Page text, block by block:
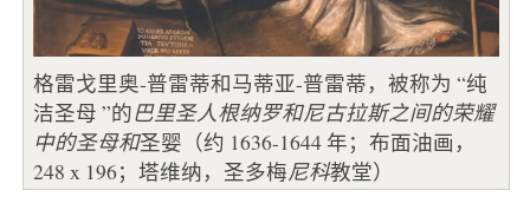
格雷戈里奥-普雷蒂和马蒂亚-普雷蒂，被称为 “纯
洁圣母 ”的巴里圣人根纳罗和尼古拉斯之间的荣耀
中的圣母和圣婴（约 1636-1644 年；布面油画，
248 x 196；塔维纳，圣多梅尼科教堂）